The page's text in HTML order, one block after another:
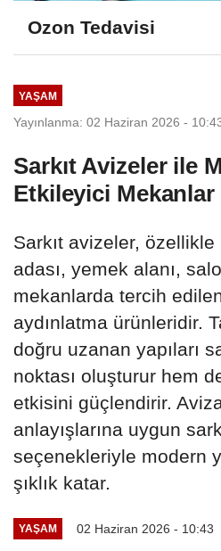
Ozon Tedavisi
YAŞAM
Yayınlanma: 02 Haziran 2026 -
Sarkıt Avizeler ile
Etkileyici Mekanlar
Sarkıt avizeler,
adası, yemek alanı,
mekanlarda tercih
aydınlatma ürünleridir.
doğru uzanan yapıları
noktası oluşturur hem
etkisini güçlendirir.
anlayışlarına uygun
seçenekleriyle modern
şıklık katar.
YAŞAM 02 Haziran 2026 - 10:43